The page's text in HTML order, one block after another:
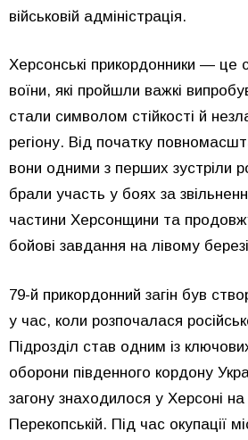
військовій адміністрація.
Херсонські прикордонники — це
воїни, які пройшли важкі
стали символом стійкості й
регіону. Від початку
вони одними з перших зустріли
брали участь у боях за
частини Херсонщини та
бойові завдання на лівому
79-й прикордонний загін був
у час, коли розпочалася
Підрозділ став одним із
оборони південного кордону
загону знаходилося у Херсоні на
Перекопській. Під час окупації